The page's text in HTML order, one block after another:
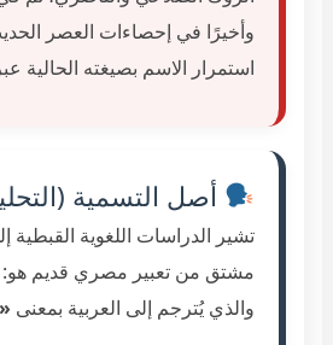
وأخيرًا في إحصاءات العصر
استمرار الاسم بصيغته الحالية
أصل التسمية
تشير الدراسات اللغوية القبطية
مشتق من تعبير مصري قديم هو:
والذي يُترجم إلى العربية بمعنى